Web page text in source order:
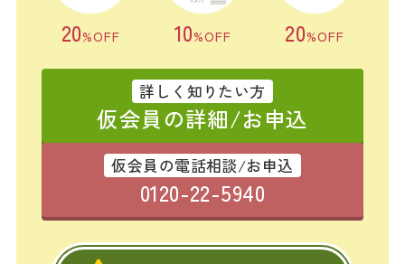
20%OFF 10%OFF 20%OFF
詳しく知りたい方
仮会員の詳細/お申込
仮会員の電話相談/お申込
0120-22-5940